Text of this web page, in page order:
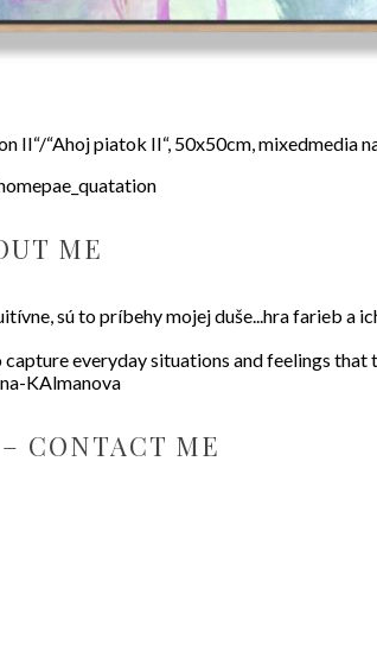
II“/“Ahoj piatok II“, 50x50cm, mixedmedia
ME
sú to príbehy mojej duše...hra farieb a
everyday situations and feelings
CONTACT ME